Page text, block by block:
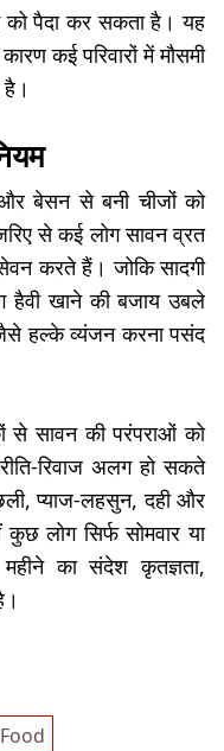
को पैदा कर सकता है। यह
कई परिवारों में मौसमी
बेसन से बनी चीजों को
से कई लोग सावन व्रत
करते हैं। जोकि सादगी
खाने की बजाय उबले
हल्के व्यंजन करना पसंद
से सावन की परंपराओं को
रिवाज अलग हो सकते
प्याज-लहसुन, दही और
लोग सिर्फ सोमवार या
का संदेश कृतज्ञता,